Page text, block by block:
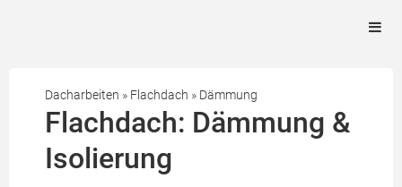
Dacharbeiten » Flachdach » Dämmung
Flachdach: Dämmung &
Isolierung